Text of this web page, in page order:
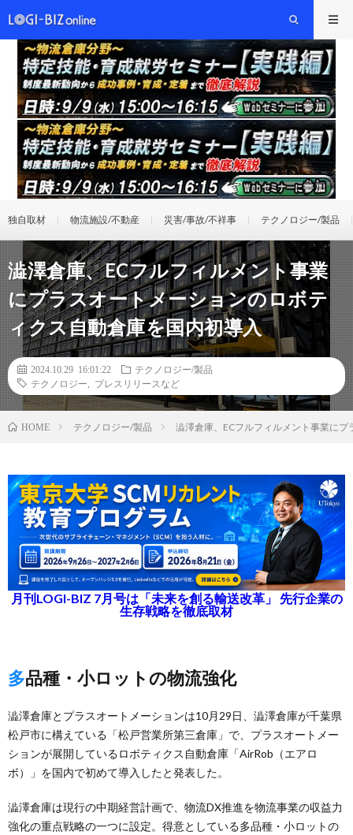
独自取材 物流施設/不動産 災害/事故/不祥事 テクノロジー/製品
澁澤倉庫、ECフルフィルメント事業
にプラスオートメーションのロボテ
ィクス自動倉庫を国内初導入
2024.10.29 16:01:22
テクノロジー/製品
テクノロジー
プレスリリースなど
HOME テクノロジー/製品 澁澤倉庫、ECフルフィルメント事業に
月刊LOGI-BIZ 7月号は「未来を創る輸送改革」 先行企業の
生存戦略を徹底取材
多品種・小ロットの物流強化
澁澤倉庫とプラスオートメーションは10月29日、澁澤倉庫が千葉県
松戸市に構えている「松戸営業所第三倉庫」で、プラスオートメー
ションが展開しているロボティクス自動倉庫「AirRob（エアロ
ボ）」を国内で初めて導入したと発表した。
澁澤倉庫は現行の中期経営計画で、物流DX推進を物流事業の収益力
強化の重点戦略の一つに設定。得意としている多品種・小ロットの